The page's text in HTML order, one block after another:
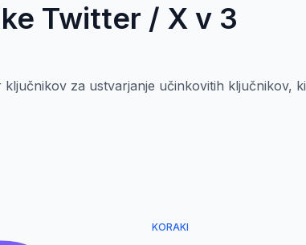
Twitter / X v 3
za ustvarjanje učinkovitih ključnikov, ki
KORAKI